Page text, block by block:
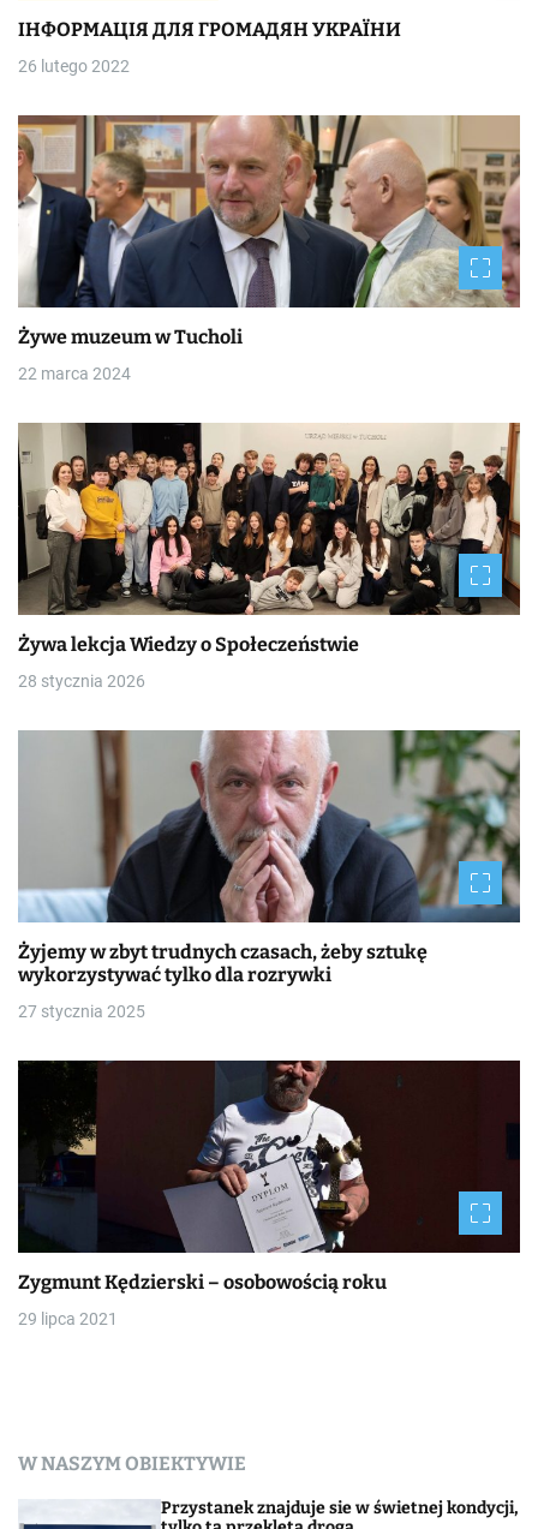
ІНФОРМАЦІЯ ДЛЯ ГРОМАДЯН УКРАЇНИ
26 lutego 2022
Żywe muzeum w Tucholi
22 marca 2024
Żywa lekcja Wiedzy o Społeczeństwie
28 stycznia 2026
Żyjemy w zbyt trudnych czasach, żeby sztukę
wykorzystywać tylko dla rozrywki
27 stycznia 2025
Zygmunt Kędzierski – osobowością roku
29 lipca 2021
W NASZYM OBIEKTYWIE
Przystanek znajduje sie w świetnej kondycji,